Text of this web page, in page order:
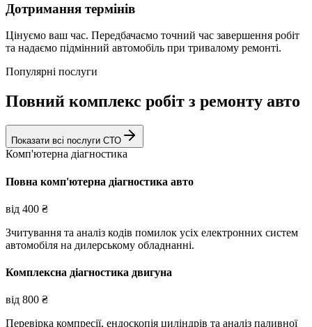
Дотримання термінів
Цінуємо ваш час. Передбачаємо точний час завершення робіт
та надаємо підмінний автомобіль при тривалому ремонті.
Популярні послуги
Повний комплекс робіт з ремонту авто
Показати всі послуги СТО
Комп'ютерна діагностика
Повна комп'ютерна діагностика авто
від 400 ₴
Зчитування та аналіз кодів помилок усіх електронних систем
автомобіля на дилерському обладнанні.
Комплексна діагностика двигуна
від 800 ₴
Перевірка компресії, ендоскопія циліндрів та аналіз паливної